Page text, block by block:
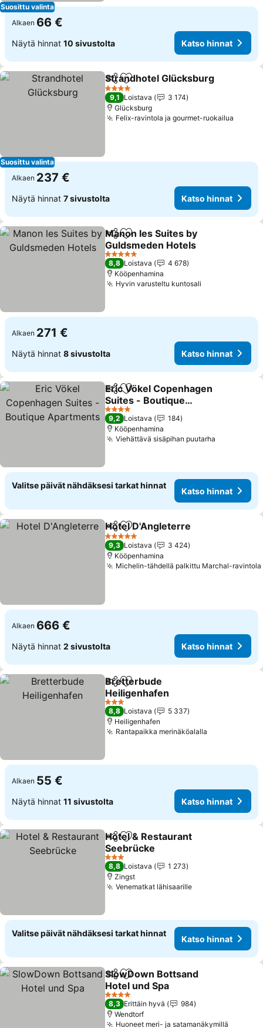
Suosittu valinta
Alkaen 66 €
Näytä hinnat 10 sivustolta Katso hinnat
Suosittu valinta
Jaa Lisää suosikkeihin
Strandhotel Glücksburg
4 Tähtiluokitus
9,1 Loistava
3 174
Glücksburg
Felix-ravintola ja gourmet-ruokailua
Alkaen 237 €
Näytä hinnat 7 sivustolta Katso hinnat
Jaa Lisää suosikkeihin
Manon les Suites by
Guldsmeden Hotels
5 Tähtiluokitus
8,8 Loistava
4 678
Kööpenhamina
Hyvin varusteltu kuntosali
Alkaen 271 €
Näytä hinnat 8 sivustolta Katso hinnat
Jaa Lisää suosikkeihin
Eric Vökel Copenhagen
Suites - Boutique
Apartments
4 Tähtiluokitus
9,2 Loistava
184
Kööpenhamina
Viehättävä sisäpihan puutarha
Valitse päivät nähdäksesi tarkat hinnat
Katso hinnat
Jaa Lisää suosikkeihin
Hotel D'Angleterre
5 Tähtiluokitus
9,3 Loistava
3 424
Kööpenhamina
Michelin-tähdellä palkittu Marchal-ravintola
Alkaen 666 €
Näytä hinnat 2 sivustolta Katso hinnat
Jaa Lisää suosikkeihin
Bretterbude
Heiligenhafen
3 Tähtiluokitus
8,8 Loistava
5 337
Heiligenhafen
Rantapaikka merinäköalalla
Alkaen 55 €
Näytä hinnat 11 sivustolta Katso hinnat
Jaa Lisää suosikkeihin
Hotel & Restaurant
Seebrücke
3 Tähtiluokitus
8,8 Loistava
1 273
Zingst
Venematkat lähisaarille
Valitse päivät nähdäksesi tarkat hinnat
Katso hinnat
Jaa Lisää suosikkeihin
SlowDown Bottsand
Hotel und Spa
4 Tähtiluokitus
8,3 Erittäin hyvä
984
Wendtorf
Huoneet meri- ja satamanäkymillä